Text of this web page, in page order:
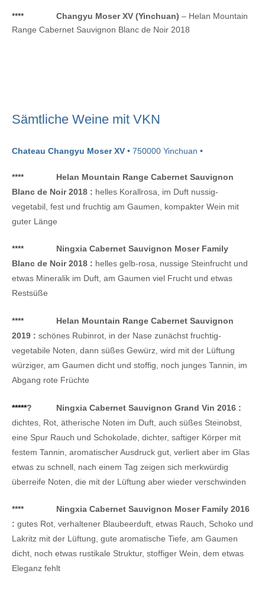
**** Changyu Moser XV (Yinchuan) – Helan Mountain
Range Cabernet Sauvignon Blanc de Noir 2018
Sämtliche Weine mit VKN
Chateau Changyu Moser XV • 750000 Yinchuan •
****
Helan Mountain Range Cabernet Sauvignon
Blanc de Noir 2018 : helles Korallrosa, im Duft nussig-
vegetabil, fest und fruchtig am Gaumen, kompakter Wein mit
guter Länge
****
Ningxia Cabernet Sauvignon Moser Family
Blanc de Noir 2018 : helles gelb-rosa, nussige Steinfrucht und
etwas Mineralik im Duft, am Gaumen viel Frucht und etwas
Restsüße
****
Helan Mountain Range Cabernet Sauvignon
2019 : schönes Rubinrot, in der Nase zunächst fruchtig-
vegetabile Noten, dann süßes Gewürz, wird mit der Lüftung
würziger, am Gaumen dicht und stoffig, noch junges Tannin, im
Abgang rote Früchte
*****?
Ningxia Cabernet Sauvignon Grand Vin 2016 :
dichtes, Rot, ätherische Noten im Duft, auch süßes Steinobst,
eine Spur Rauch und Schokolade, dichter, saftiger Körper mit
festem Tannin, aromatischer Ausdruck gut, verliert aber im Glas
etwas zu schnell, nach einem Tag zeigen sich merkwürdig
überreife Noten, die mit der Lüftung aber wieder verschwinden
****
Ningxia Cabernet Sauvignon Moser Family 2016
: gutes Rot, verhaltener Blaubeerduft, etwas Rauch, Schoko und
Lakritz mit der Lüftung, gute aromatische Tiefe, am Gaumen
dicht, noch etwas rustikale Struktur, stoffiger Wein, dem etwas
Eleganz fehlt